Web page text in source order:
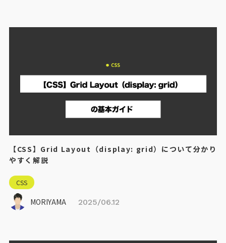
【CSS】Grid Layout（display: grid）について分かり
やすく解説
CSS
MORIYAMA 2025/06.12